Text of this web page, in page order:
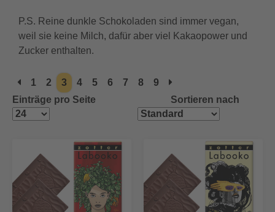
P.S. Reine dunkle Schokoladen sind immer vegan,
weil sie keine Milch, dafür aber viel Kakaopower und
Zucker enthalten.
1 2 3 4 5 6 7 8
9
Einträge pro Seite
Sortieren nach